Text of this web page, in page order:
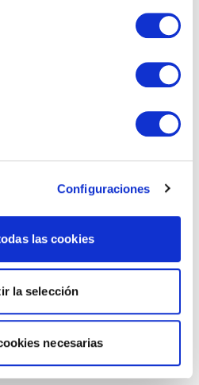
Configuraciones
las cookies
la selección
necesarias